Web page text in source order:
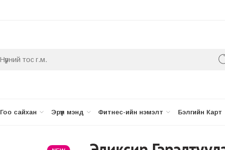
Гоо сайхан Эрүүл мэнд Фитнес-ийн нэмэлт Бэлгийн Карт